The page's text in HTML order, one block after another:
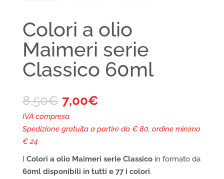
Colori a olio
Maimeri serie
Classico 60ml
8,50€ 7,00€
IVA compresa
Spedizione gratuita a partire da € 80, ordine minimo
€ 24
I Colori a olio Maimeri serie Classicoin formato da
60ml disponibili in tutti e 77 i colori.